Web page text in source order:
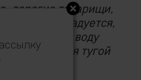
дорогие товарищи,
весьма возрадуется,
ранее на воду
вернется тугой